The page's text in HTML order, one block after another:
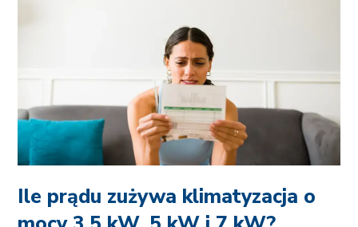
Ile prądu zużywa klimatyzacja o